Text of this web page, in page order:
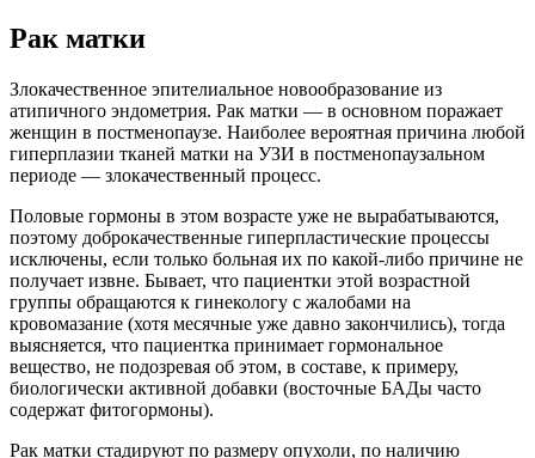
Рак матки
Злокачественное эпителиальное новообразование из
атипичного эндометрия. Рак матки — в основном поражает
женщин в постменопаузе. Наиболее вероятная причина любой
гиперплазии тканей матки на УЗИ в постменопаузальном
периоде — злокачественный процесс.
Половые гормоны в этом возрасте уже не вырабатываются,
поэтому доброкачественные гиперпластические процессы
исключены, если только больная их по какой-либо причине не
получает извне. Бывает, что пациентки этой возрастной
группы обращаются к гинекологу с жалобами на
кровомазание (хотя месячные уже давно закончились), тогда
выясняется, что пациентка принимает гормональное
вещество, не подозревая об этом, в составе, к примеру,
биологически активной добавки (восточные БАДы часто
содержат фитогормоны).
Рак матки стадируют по размеру опухоли, по наличию